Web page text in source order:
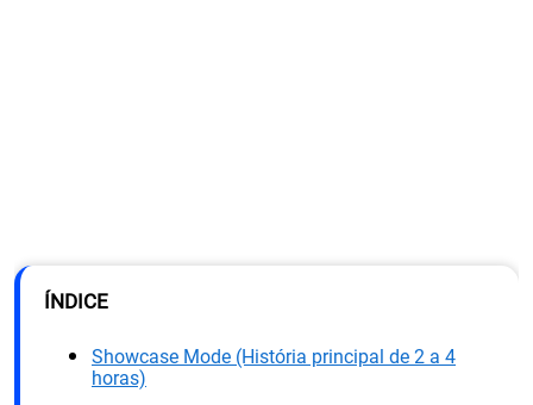
ÍNDICE
Showcase Mode (História principal de 2 a 4
horas)